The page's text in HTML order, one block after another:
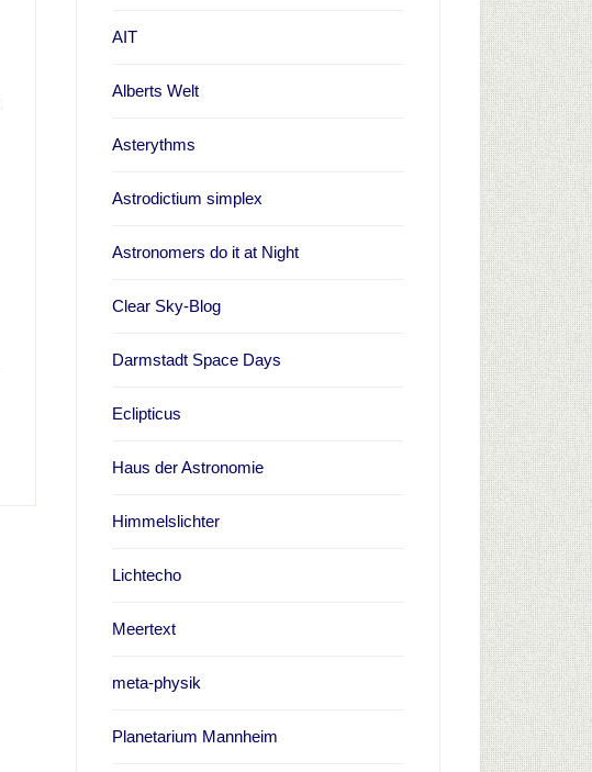
AIT
Alberts Welt
Asterythms
Astrodictium simplex
Astronomers do it at Night
Clear Sky-Blog
Darmstadt Space Days
Eclipticus
Haus der Astronomie
Himmelslichter
Lichtecho
Meertext
meta-physik
Planetarium Mannheim